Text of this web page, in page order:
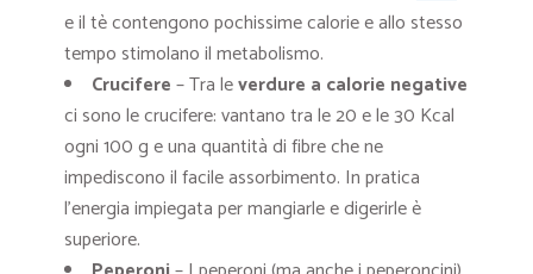
e il tè contengono pochissime calorie e allo stesso
tempo stimolano il metabolismo.
Crucifere– Tra leverdure a calorie negative
ci sono le crucifere: vantano tra le 20 e le 30 Kcal
ogni 100 g e una quantità di fibre che ne
impediscono il facile assorbimento. In pratica
l’energia impiegata per mangiarle e digerirle è
superiore.